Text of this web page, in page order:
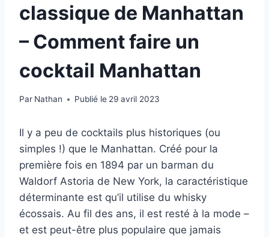
classique de Manhattan
– Comment faire un
cocktail Manhattan
Par Nathan Publié le 29 avril 2023
Il y a peu de cocktails plus historiques (ou
simples !) que le Manhattan. Créé pour la
première fois en 1894 par un barman du
Waldorf Astoria de New York, la caractéristique
déterminante est qu’il utilise du whisky
écossais. Au fil des ans, il est resté à la mode –
et est peut-être plus populaire que jamais